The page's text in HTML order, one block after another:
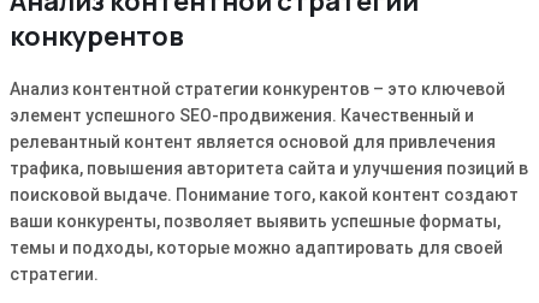
конкурентов
Анализ контентной стратегии конкурентов – это ключевой
элемент успешного SEO-продвижения. Качественный и
релевантный контент является основой для привлечения
трафика, повышения авторитета сайта и улучшения позиций в
поисковой выдаче. Понимание того, какой контент создают
ваши конкуренты, позволяет выявить успешные форматы,
темы и подходы, которые можно адаптировать для своей
стратегии.